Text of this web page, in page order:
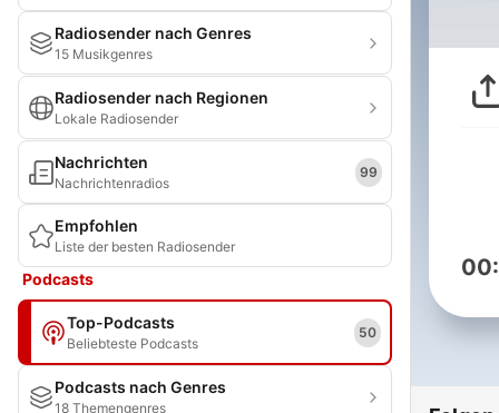
Radiosender nach Genres
15 Musikgenres
Radiosender nach Regionen
Lokale Radiosender
Nachrichten
Nachrichtenradios
99
Empfohlen
Liste der besten Radiosender
Podcasts
Top-Podcasts
Beliebteste Podcasts
50
Podcasts nach Genres
18 Themengenres